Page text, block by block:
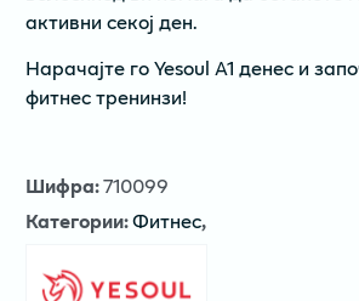
активни секој ден.
Нарачајте го Yesoul A1 денес и
фитнес тренинзи!
Шифра:710099
Категории:Фитнес,